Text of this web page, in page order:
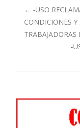
← -USO
CONDICIONES Y
TRABAJADORAS
-